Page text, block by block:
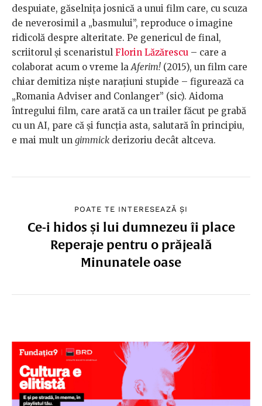
despuiate, găselnița josnică a unui film care, cu scuza
de neverosimil a „basmului”, reproduce o imagine
ridicolă despre alteritate. Pe genericul de final,
scriitorul și scenaristul Florin Lăzărescu – care a
colaborat acum o vreme laAferim! (2015), un film care
chiar demitiza niște narațiuni stupide – figurează ca
„Romania Adviser and Conlanger” (sic). Aidoma
întregului film, care arată ca un trailer făcut pe grabă
cu un AI, pare că și funcția asta, salutară în principiu,
e mai mult un gimmick derizoriu decât altceva.
POATE TE INTERESEAZĂ ȘI
Ce-i hidos și lui dumnezeu îi place
Reperaje pentru o prăjeală
Minunatele oase